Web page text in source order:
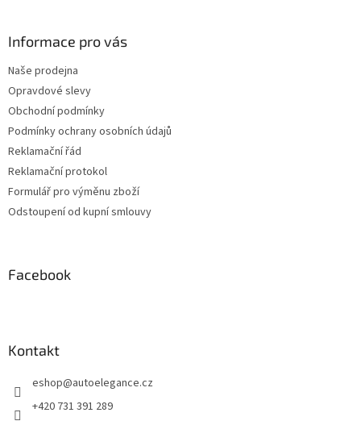
Informace pro vás
Naše prodejna
Opravdové slevy
Obchodní podmínky
Podmínky ochrany osobních údajů
Reklamační řád
Reklamační protokol
Formulář pro výměnu zboží
Odstoupení od kupní smlouvy
Facebook
Kontakt
eshop@autoelegance.cz
+420 731 391 289